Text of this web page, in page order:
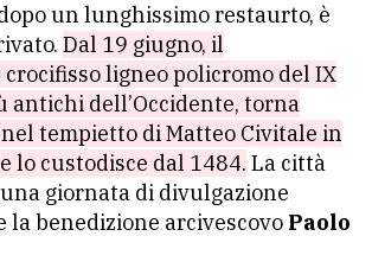
un lunghissimo restaurto, è
Dal 19 giugno, il
ligneo policromo del IX
antichi dell’Occidente, torna
tempietto di Matteo Civitale in
lo custodisce dal 1484. La città
giornata di divulgazione
la benedizione arcivescovo Paolo